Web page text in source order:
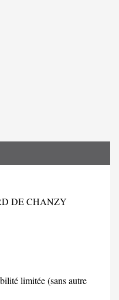
DE CHANZY
limitée (sans autre